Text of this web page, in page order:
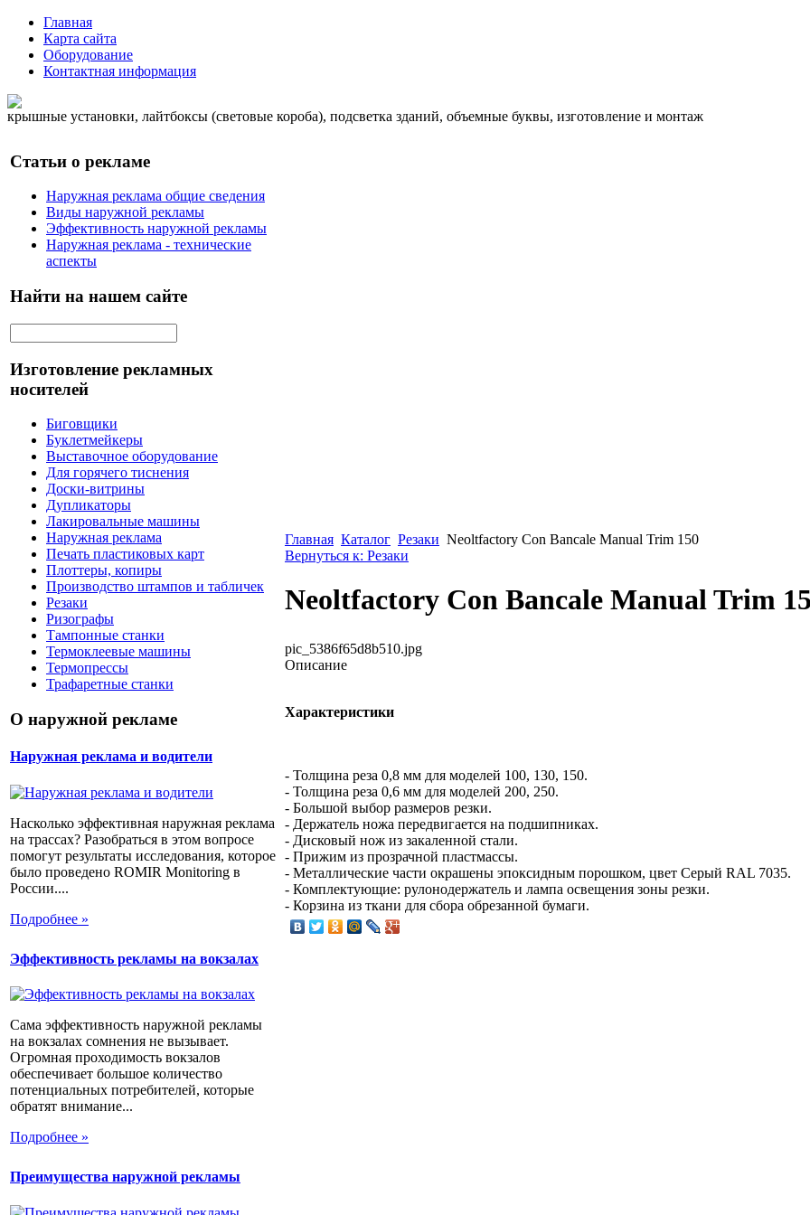
Главная
Карта сайта
Оборудование
Контактная информация
крышные установки, лайтбоксы (световые короба), подсветка зданий, объемные буквы, изготовление и монтаж
Статьи о рекламе
Наружная реклама общие сведения
Виды наружной рекламы
Эффективность наружной рекламы
Наружная реклама - технические
аспекты
Найти на нашем сайте
Изготовление рекламных
носителей
Биговщики
Буклетмейкеры
Выставочное оборудование
Для горячего тиснения
Доски-витрины
Дупликаторы
Лакировальные машины
Наружная реклама
Печать пластиковых карт
Плоттеры, копиры
Производство штампов и табличек
Резаки
Ризографы
Тампонные станки
Термоклеевые машины
Термопрессы
Трафаретные станки
О наружной рекламе
Наружная реклама и водители
Насколько эффективная наружная реклама
на трассах? Разобраться в этом вопросе
помогут результаты исследования, которое
было проведено ROMIR Monitoring в
России....
Подробнее »
Эффективность рекламы на вокзалах
Сама эффективность наружной рекламы
на вокзалах сомнения не вызывает.
Огромная проходимость вокзалов
обеспечивает большое количество
потенциальных потребителей, которые
обратят внимание...
Подробнее »
Преимущества наружной рекламы
Главная Каталог Резаки Neoltfactory Con Bancale Manual Trim 150
Вернуться к: Резаки
Neoltfactory Con Bancale Manual Trim
pic_5386f65d8b510.jpg
Описание
Характеристики
- Толщина реза 0,8 мм для моделей 100, 130, 150.
- Толщина реза 0,6 мм для моделей 200, 250.
- Большой выбор размеров резки.
- Держатель ножа передвигается на подшипниках.
- Дисковый нож из закаленной стали.
- Прижим из прозрачной пластмассы.
- Металлические части окрашены эпоксидным порошком, цвет Серый RAL 7035.
- Комплектующие: рулонодержатель и лампа освещения зоны резки.
- Корзина из ткани для сбора обрезанной бумаги.